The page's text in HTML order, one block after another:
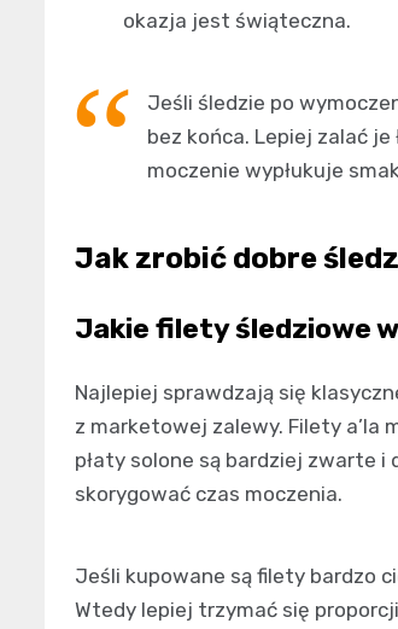
okazja jest świąteczna.
Jeśli śledzie po
bez końca. Lepiej zalać
moczenie wypłukuje
Jak zrobić dobre
Jakie filety śledziowe
Najlepiej sprawdzają się
z marketowej zalewy. Filety a’la
płaty solone są bardziej zwarte
skorygować czas moczenia.
Jeśli kupowane są filety bardzo
Wtedy lepiej trzymać się